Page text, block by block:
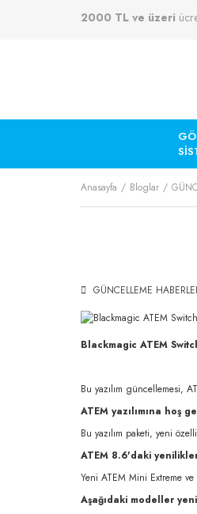
2000 TL ve üzeri
Anasayfa Bloglar
GÜNCELLEME
Blackmagic ATEM
Bu yazılım güncellemesi,
ATEM yazılımına hoş
Bu yazılım paketi, yeni
ATEM 8.6'daki
Yeni ATEM Mini Extreme
Aşağıdaki modeller